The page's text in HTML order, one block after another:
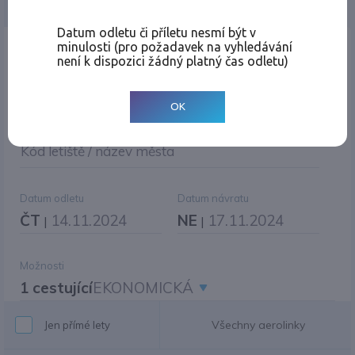
Místo odletu
Kód letiště / název města
Datum odletu
ČT | 14.11.2024
Datum návratu
NE | 17.11.2024
Možnosti
1 cestujícíEKONOMICKÁ
Jen přímé lety Všechny aerolinky
Datum odletu či příletu nesmí být v
minulosti (pro požadavek na vyhledávání
není k dispozici žádný platný čas odletu)
OK